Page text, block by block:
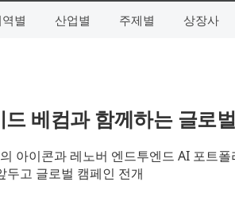
별 산업별 주제별 상장사
베컴과 함께하는 글로
아이콘과 레노버 엔드투엔드 AI 포트
두고 글로벌 캠페인 전개